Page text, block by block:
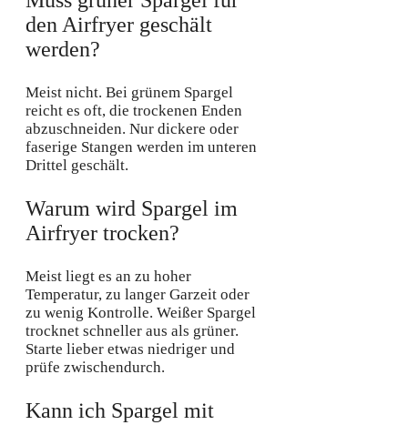
den Airfryer geschält
werden?
Meist nicht. Bei grünem Spargel
reicht es oft, die trockenen Enden
abzuschneiden. Nur dickere oder
faserige Stangen werden im unteren
Drittel geschält.
Warum wird Spargel im
Airfryer trocken?
Meist liegt es an zu hoher
Temperatur, zu langer Garzeit oder
zu wenig Kontrolle. Weißer Spargel
trocknet schneller aus als grüner.
Starte lieber etwas niedriger und
prüfe zwischendurch.
Kann ich Spargel mit